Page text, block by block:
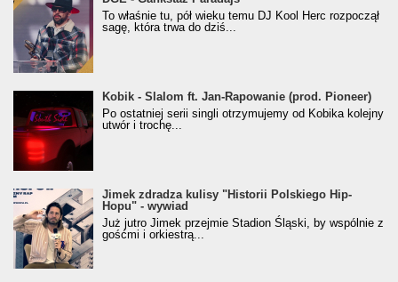
Klasyczny/Trueschoolowy Album Roku
(Popkillery 2023)To właśnie tu, pół wieku temu DJ Kool Herc rozpoczął
sagę, która trwa do dziś...
Kobik - Slalom ft. Jan-Rapowanie (prod. Pioneer)
[Official Music Visualiser]
Kobik - Slalom ft. Jan-Rapowanie (prod. Pioneer)
Po ostatniej serii singli otrzymujemy od Kobika kolejny
utwór i trochę...
Jimek zdradza kulisy "Historii Polskiego Hip-
Hopu" - wywiad
Jimek zdradza kulisy "Historii Polskiego Hip-
Hopu" - wywiad
Już jutro Jimek przejmie Stadion Śląski, by wspólnie z
gośćmi i orkiestrą...